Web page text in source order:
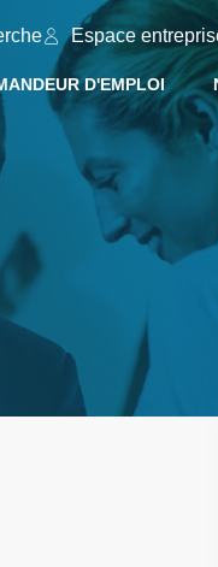
Espace
D'EMPLOI